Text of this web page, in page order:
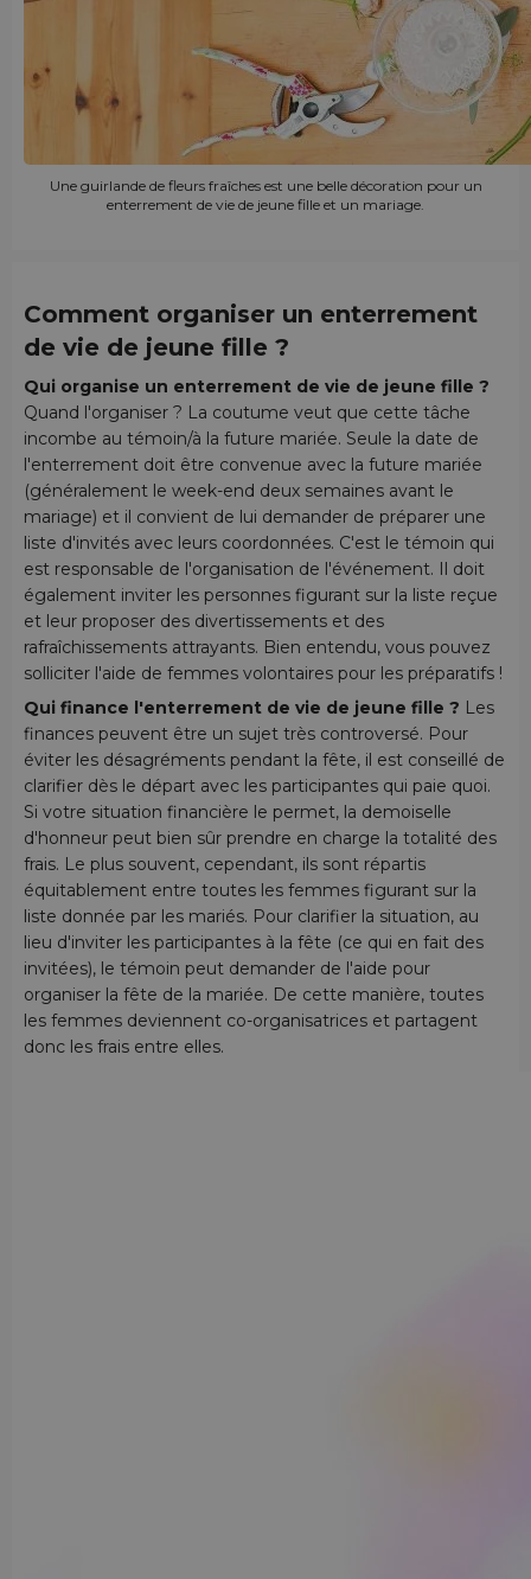
Une guirlande de fleurs fraîches est une belle décoration pour un
enterrement de vie de jeune fille et un mariage.
Comment organiser un enterrement
de vie de jeune fille ?
Qui organise un enterrement de vie de jeune fille ?
Quand l'organiser ? La coutume veut que cette tâche
incombe au témoin/à la future mariée. Seule la date de
l'enterrement doit être convenue avec la future mariée
(généralement le week-end deux semaines avant le
mariage) et il convient de lui demander de préparer une
liste d'invités avec leurs coordonnées. C'est le témoin qui
est responsable de l'organisation de l'événement. Il doit
également inviter les personnes figurant sur la liste reçue
et leur proposer des divertissements et des
rafraîchissements attrayants. Bien entendu, vous pouvez
solliciter l'aide de femmes volontaires pour les préparatifs !
Qui finance l'enterrement de vie de jeune fille ? Les
finances peuvent être un sujet très controversé. Pour
éviter les désagréments pendant la fête, il est conseillé de
clarifier dès le départ avec les participantes qui paie quoi.
Si votre situation financière le permet, la demoiselle
d'honneur peut bien sûr prendre en charge la totalité des
frais. Le plus souvent, cependant, ils sont répartis
équitablement entre toutes les femmes figurant sur la
liste donnée par les mariés. Pour clarifier la situation, au
lieu d'inviter les participantes à la fête (ce qui en fait des
invitées), le témoin peut demander de l'aide pour
organiser la fête de la mariée. De cette manière, toutes
les femmes deviennent co-organisatrices et partagent
donc les frais entre elles.